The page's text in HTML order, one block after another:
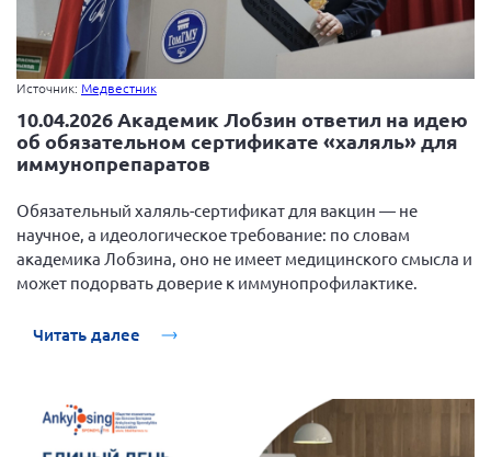
Источник: Медвестник
10.04.2026 Академик Лобзин ответил на идею
об обязательном сертификате «халяль» для
иммунопрепаратов
Обязательный халяль-сертификат для вакцин — не
научное, а идеологическое требование: по словам
академика Лобзина, оно не имеет медицинского смысла и
может подорвать доверие к иммунопрофилактике.
Читать далее